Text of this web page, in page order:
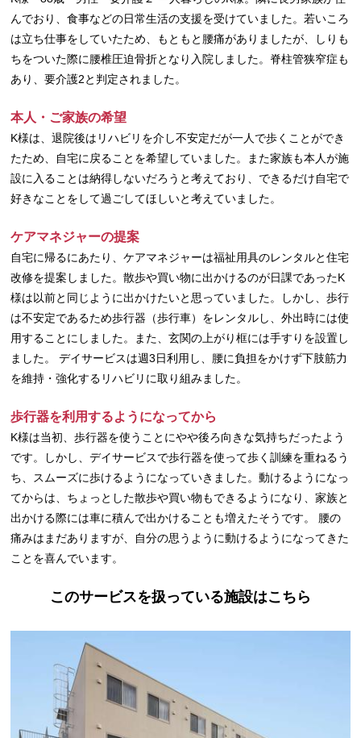
んでおり、食事などの日常生活の支援を受けていました。若いころ
は立ち仕事をしていたため、もともと腰痛がありましたが、しりも
ちをついた際に腰椎圧迫骨折となり入院しました。脊柱管狭窄症も
あり、要介護2と判定されました。
本人・ご家族の希望
K様は、退院後はリハビリを介し不安定だが一人で歩くことができ
たため、自宅に戻ることを希望していました。また家族も本人が施
設に入ることは納得しないだろうと考えており、できるだけ自宅で
好きなことをして過ごしてほしいと考えていました。
ケアマネジャーの提案
自宅に帰るにあたり、ケアマネジャーは福祉用具のレンタルと住宅
改修を提案しました。散歩や買い物に出かけるのが日課であったK
様は以前と同じように出かけたいと思っていました。しかし、歩行
は不安定であるため歩行器（歩行車）をレンタルし、外出時には使
用することにしました。また、玄関の上がり框には手すりを設置し
ました。 デイサービスは週3日利用し、腰に負担をかけず下肢筋力
を維持・強化するリハビリに取り組みました。
歩行器を利用するようになってから
K様は当初、歩行器を使うことにやや後ろ向きな気持ちだったよう
です。しかし、デイサービスで歩行器を使って歩く訓練を重ねるう
ち、スムーズに歩けるようになっていきました。動けるようになっ
てからは、ちょっとした散歩や買い物もできるようになり、家族と
出かける際には車に積んで出かけることも増えたそうです。 腰の
痛みはまだありますが、自分の思うように動けるようになってきた
ことを喜んでいます。
このサービスを扱っている施設はこちら